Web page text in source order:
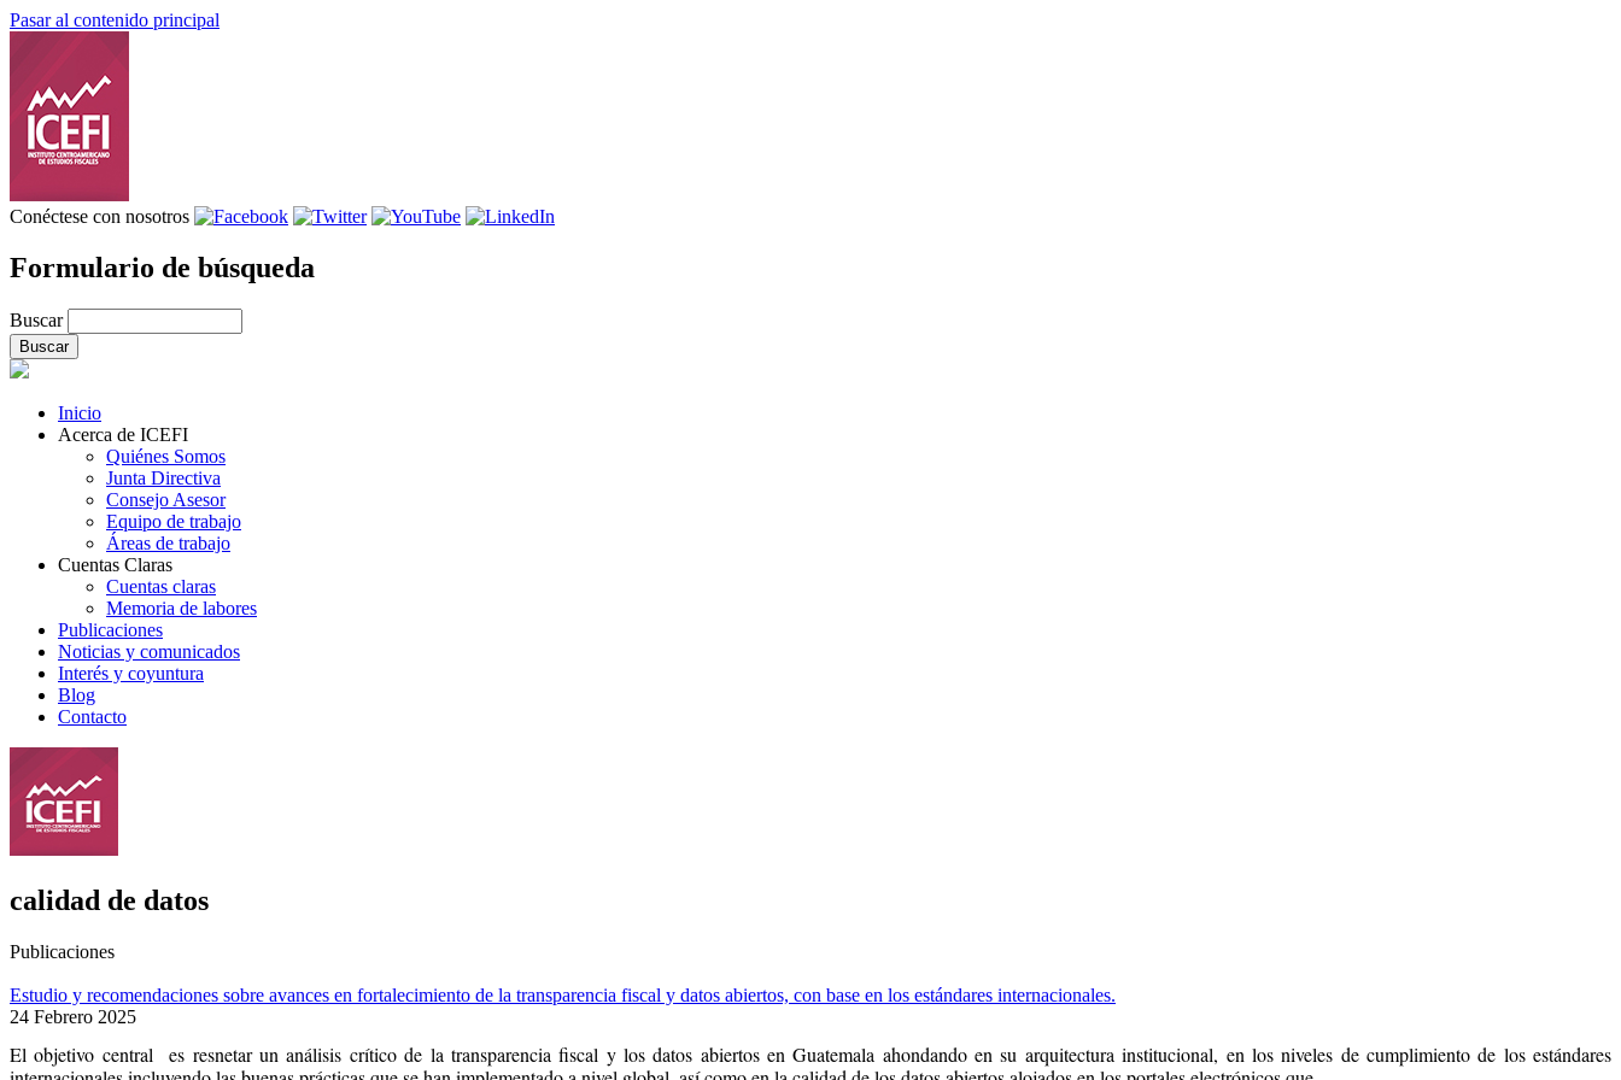
Pasar al contenido principal
Conéctese con nosotros
Formulario de búsqueda
Buscar
Inicio
Acerca de ICEFI
Quiénes Somos
Junta Directiva
Consejo Asesor
Equipo de trabajo
Áreas de trabajo
Cuentas Claras
Cuentas claras
Memoria de labores
Publicaciones
Noticias y comunicados
Interés y coyuntura
Blog
Contacto
calidad de datos
Publicaciones
Estudio y recomendaciones sobre avances en fortalecimiento de la transparencia fiscal y datos abiertos, con base en los estándares internacionales.
24 Febrero 2025
El objetivo central es resnetar un análisis crítico de la transparencia fiscal y los datos abiertos en Guatemala ahondando en su arquitectura institucional, en los niveles de cumplimiento de los estándares